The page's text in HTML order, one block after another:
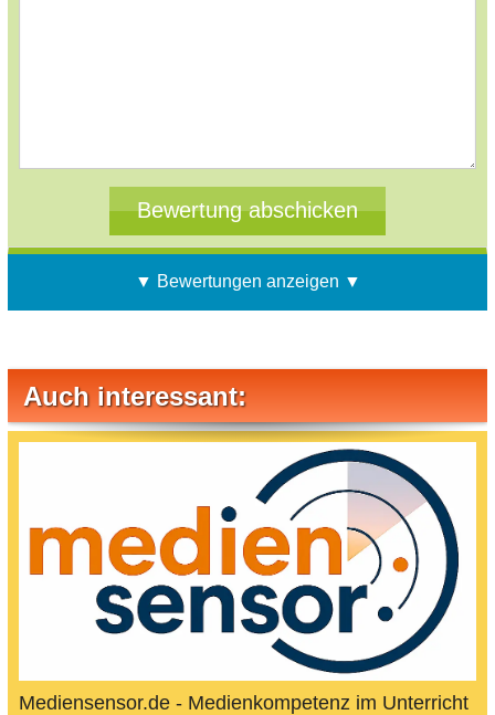
▼ Bewertungen anzeigen ▼
Auch interessant:
Mediensensor.de - Medienkompetenz im Unterricht